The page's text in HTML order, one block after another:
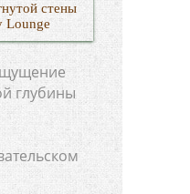
стены
Lounge
глубины